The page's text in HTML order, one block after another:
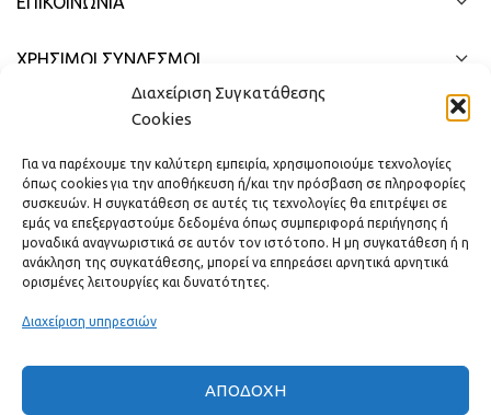
Διαχείριση Συγκατάθεσης
Cookies
Για να παρέχουμε την καλύτερη εμπειρία, χρησιμοποιούμε τεχνολογίες
όπως cookies για την αποθήκευση ή/και την πρόσβαση σε πληροφορίες
συσκευών. Η συγκατάθεση σε αυτές τις τεχνολογίες θα επιτρέψει σε
εμάς να επεξεργαστούμε δεδομένα όπως συμπεριφορά περιήγησης ή
μοναδικά αναγνωριστικά σε αυτόν τον ιστότοπο. Η μη συγκατάθεση ή η
ανάκληση της συγκατάθεσης, μπορεί να επηρεάσει αρνητικά αρνητικά
ορισμένες λειτουργίες και δυνατότητες.
Διαχείριση υπηρεσιών
ΑΠΟΔΟΧΉ
ΧΡΗΣΙΜΟΙ ΣΥΝΔΕΣΜΟΙ
ΓΡΉΓΟΡΟ ΜΕΝΟΎ
Πραγματικές κριτικές πελατών